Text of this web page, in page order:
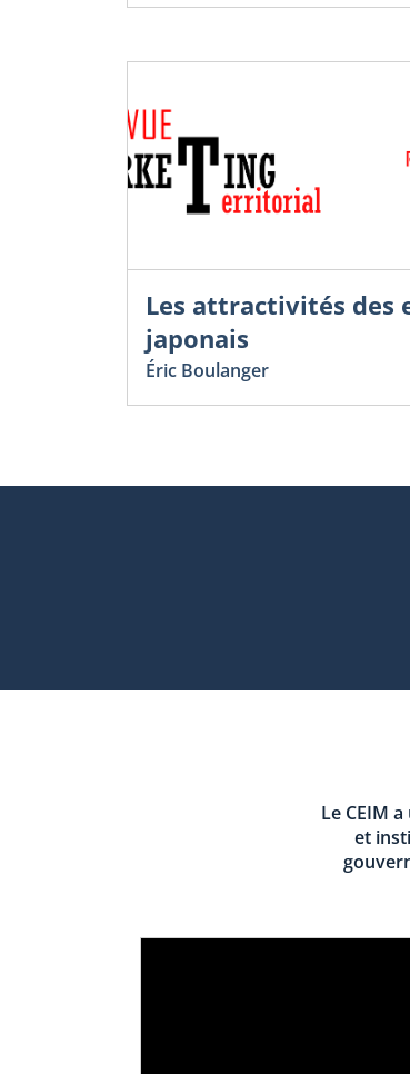
Les attractivités des
japonais
Éric Boulanger
Le CEIM
et